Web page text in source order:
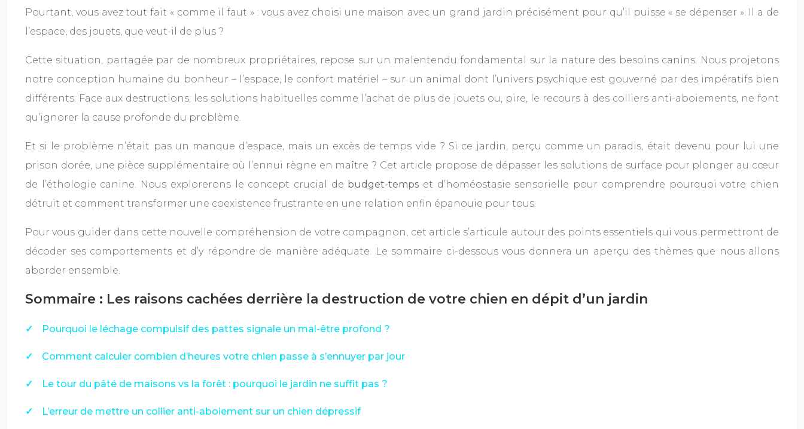
Pourtant, vous avez tout fait « comme il faut » : vous avez choisi une maison avec un grand jardin précisément pour qu’il puisse « se dépenser ». Il a de
l’espace, des jouets, que veut-il de plus ?
Cette situation, partagée par de nombreux propriétaires, repose sur un malentendu fondamental sur la nature des besoins canins. Nous projetons
notre conception humaine du bonheur – l’espace, le confort matériel – sur un animal dont l’univers psychique est gouverné par des impératifs bien
différents. Face aux destructions, les solutions habituelles comme l’achat de plus de jouets ou, pire, le recours à des colliers anti-aboiements, ne font
qu’ignorer la cause profonde du problème.
Et si le problème n’était pas un manque d’espace, mais un excès de temps vide ? Si ce jardin, perçu comme un paradis, était devenu pour lui une
prison dorée, une pièce supplémentaire où l’ennui règne en maître ? Cet article propose de dépasser les solutions de surface pour plonger au cœur
de l’éthologie canine. Nous explorerons le concept crucial de budget-temps et d’homéostasie sensorielle pour comprendre pourquoi votre chien
détruit et comment transformer une coexistence frustrante en une relation enfin épanouie pour tous.
Pour vous guider dans cette nouvelle compréhension de votre compagnon, cet article s’articule autour des points essentiels qui vous permettront de
décoder ses comportements et d’y répondre de manière adéquate. Le sommaire ci-dessous vous donnera un aperçu des thèmes que nous allons
aborder ensemble.
Sommaire : Les raisons cachées derrière la destruction de votre chien en dépit d’un jardin
Pourquoi le léchage compulsif des pattes signale un mal-être profond ?
Comment calculer combien d’heures votre chien passe à s’ennuyer par jour
Le tour du pâté de maisons vs la forêt : pourquoi le jardin ne suffit pas ?
L’erreur de mettre un collier anti-aboiement sur un chien dépressif